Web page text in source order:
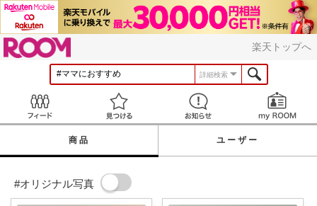
楽天トップへ
詳細検索
見つける お知らせ
商品 ユーザー
#オリジナル写真